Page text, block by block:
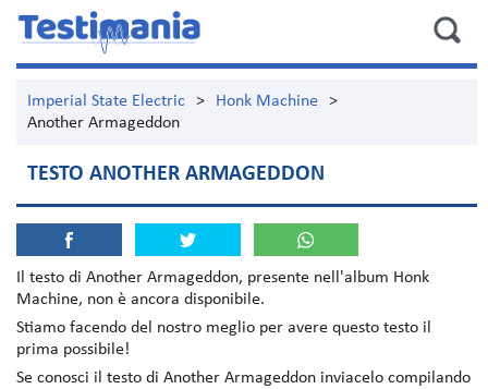
Imperial State Electric > Honk Machine
>
Another Armageddon
TESTO ANOTHER ARMAGEDDON
Il testo di Another Armageddon, presente nell'album Honk
Machine, non è ancora disponibile.
Stiamo facendo del nostro meglio per avere questo testo il
prima possibile!
Se conosci il testo di Another Armageddon inviacelo compilando